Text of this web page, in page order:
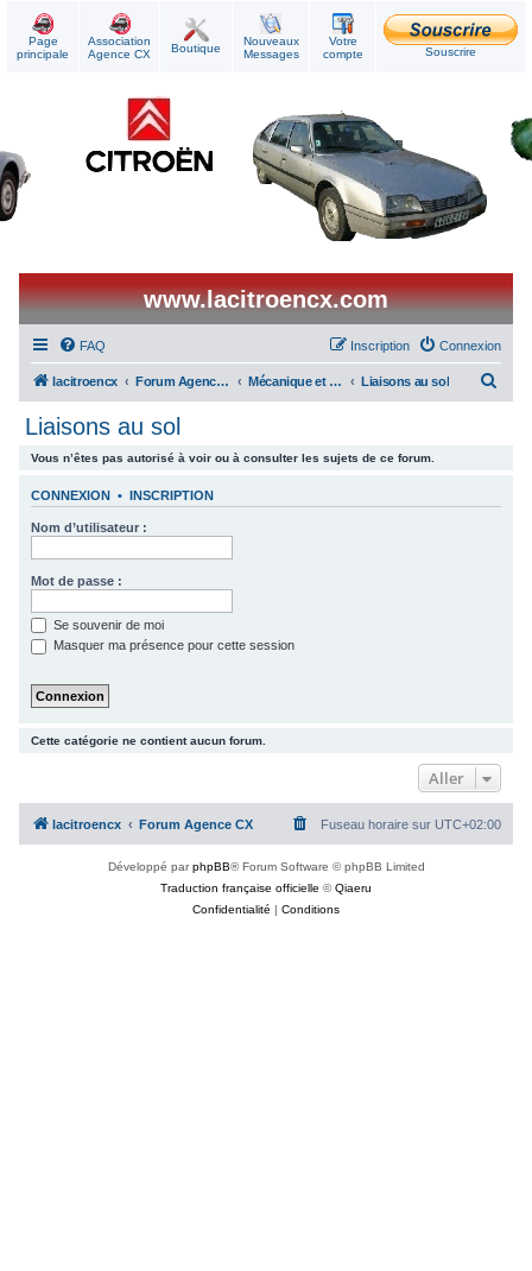
Page
principale
Association
Agence CX
Boutique
Nouveaux
Messages
Votre
compte
Souscrire
www.lacitroencx.com
FAQ Connexion
Inscription
lacitroencx Forum Agence CX Mécanique et Réparations Liaisons au sol
Liaisons au sol
Vous n’êtes pas autorisé à voir ou à consulter les sujets de ce forum.
CONNEXION • INSCRIPTION
Nom d’utilisateur :
Mot de passe :
Se souvenir de moi
Masquer ma présence pour cette session
Cette catégorie ne contient aucun forum.
Aller
lacitroencx Forum Agence CX Fuseau horaire sur UTC+02:00
Développé parphpBB® Forum Software © phpBB Limited
Traduction française officielle ©Qiaeru
Confidentialité | Conditions